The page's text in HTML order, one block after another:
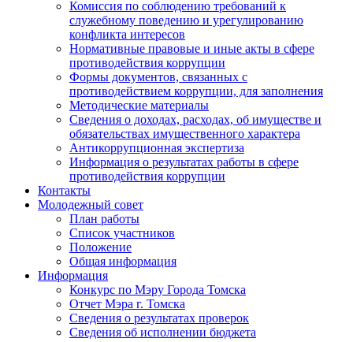
Комиссия по соблюдению требований к
служебному поведению и урегулированию
конфликта интересов
Нормативные правовые и иные акты в сфере
противодействия коррупции
Формы документов, связанных с
противодействием коррупции, для заполнения
Методические материалы
Сведения о доходах, расходах, об имуществе и
обязательствах имущественного характера
Антикоррупционная экспертиза
Информация о результатах работы в сфере
противодействия коррупции
Контакты
Молодежный совет
План работы
Список участников
Положение
Общая информация
Информация
Конкурс по Мэру Города Томска
Отчет Мэра г. Томска
Сведения о результатах проверок
Сведения об исполнении бюджета